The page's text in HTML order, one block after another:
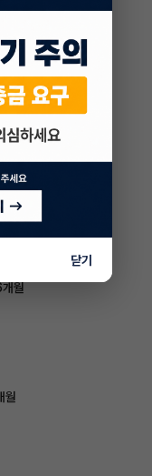
스포츠
개월
개월
월
닫기